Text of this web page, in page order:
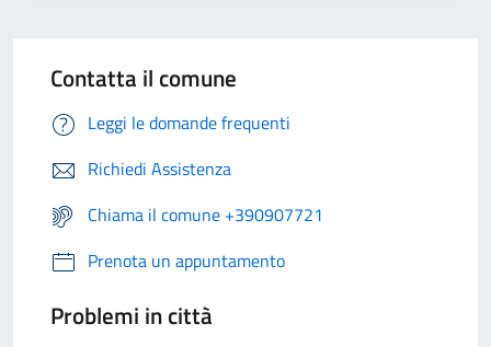
Contatta il comune
Leggi le domande frequenti
Richiedi Assistenza
Chiama il comune +390907721
Prenota un appuntamento
Problemi in città